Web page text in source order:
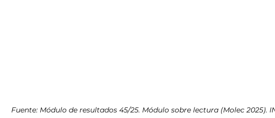
Fuente: Módulo de resultados 45/25. Módulo sobre lectura (Molec 2025).